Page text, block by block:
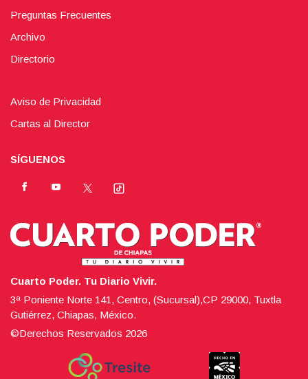
Preguntas Frecuentes
Archivo
Directorio
Aviso de Privacidad
Cartas al Director
SÍGUENOS
Cuarto Poder. Tu Diario Vivir.
3ª Poniente Norte 141, Centro, (Sucursal),CP 29000, Tuxtla
Gutiérrez, Chiapas, México.
©Derechos Reservados 2026